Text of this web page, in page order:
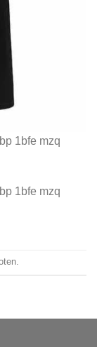
1bfe mzq
1bfe mzq